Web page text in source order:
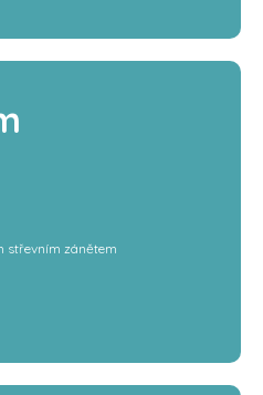
střevním zánětem